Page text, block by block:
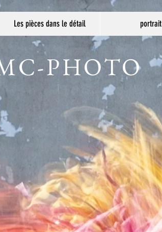
Les pièces dans le détail portrait
PHOTO